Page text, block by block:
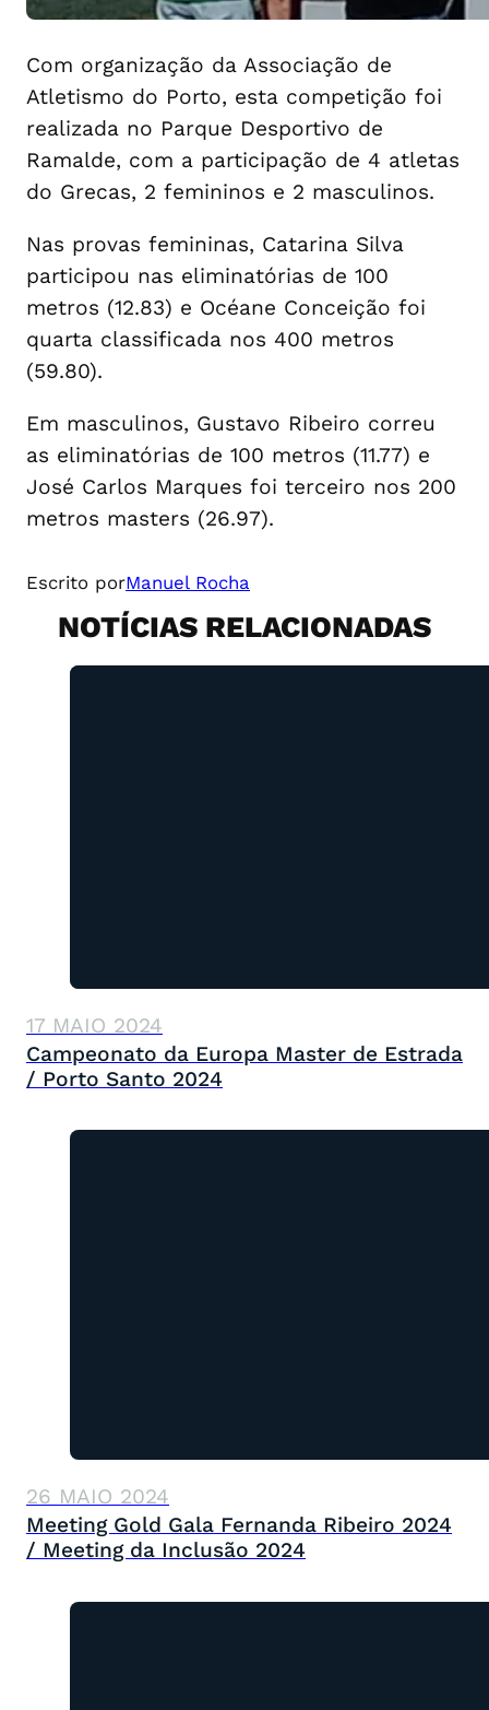
Com organização da Associação de
Atletismo do Porto, esta competição foi
realizada no Parque Desportivo de
Ramalde, com a participação de 4 atletas
do Grecas, 2 femininos e 2 masculinos.
Nas provas femininas, Catarina Silva
participou nas eliminatórias de 100
metros (12.83) e Océane Conceição foi
quarta classificada nos 400 metros
(59.80).
Em masculinos, Gustavo Ribeiro correu
as eliminatórias de 100 metros (11.77) e
José Carlos Marques foi terceiro nos 200
metros masters (26.97).
Escrito porManuel Rocha
NOTÍCIAS RELACIONADAS
17 MAIO 2024
Campeonato da Europa Master de Estrada
/ Porto Santo 2024
26 MAIO 2024
Meeting Gold Gala Fernanda Ribeiro 2024
/ Meeting da Inclusão 2024